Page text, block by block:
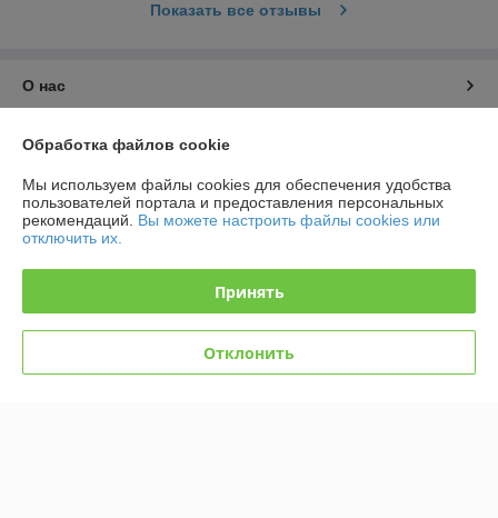
Показать все отзывы
О нас
Контакты
Доставка и оплата
График работы
Политика обработки cookies
Обработка файлов cookie
Мы используем файлы cookies для обеспечения удобства
пользователей портала и предоставления персональных
рекомендаций. Вы можете настроить файлы cookies или
отключить их.
Принять
Отклонить